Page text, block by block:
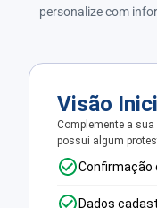
personalize com
Visão
Complemente a
possui algum
Confirmação
Dados